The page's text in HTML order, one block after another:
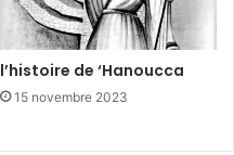
l’histoire de ‘Hanoucca
15 novembre 2023